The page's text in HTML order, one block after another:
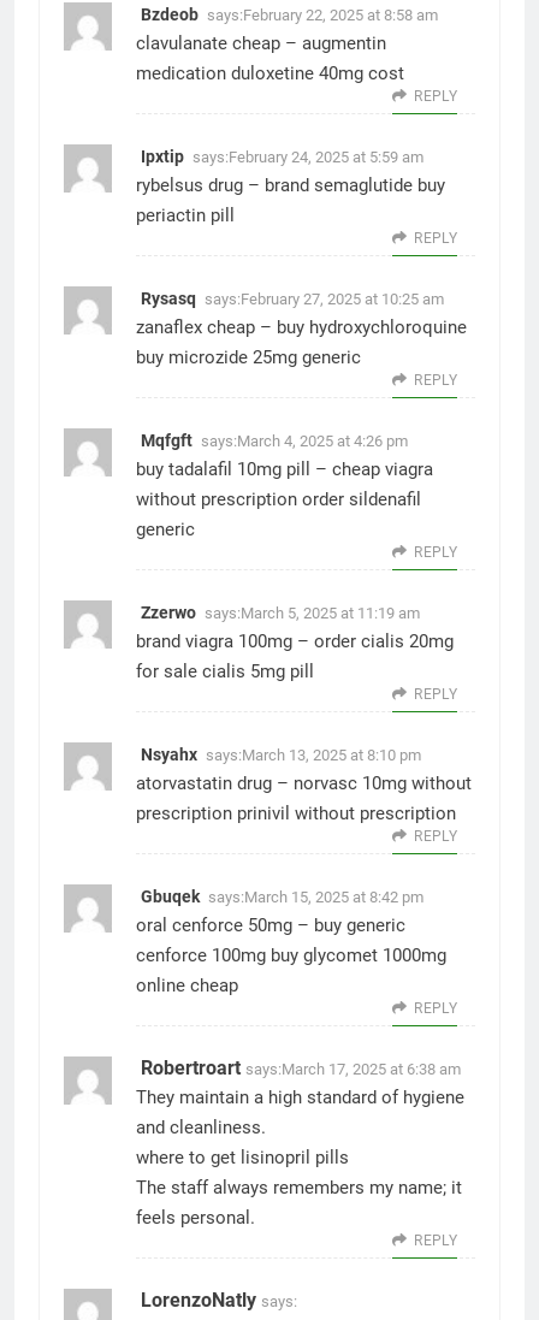
Bzdeob says:February 22, 2025 at 8:58 am
clavulanate cheap – augmentin
medication duloxetine 40mg cost
REPLY
Ipxtip says:February 24, 2025 at 5:59 am
rybelsus drug – brand semaglutide buy
periactin pill
REPLY
Rysasq says:February 27, 2025 at 10:25 am
zanaflex cheap – buy hydroxychloroquine
buy microzide 25mg generic
REPLY
Mqfgft says:March 4, 2025 at 4:26 pm
buy tadalafil 10mg pill – cheap viagra
without prescription order sildenafil
generic
REPLY
Zzerwo says:March 5, 2025 at 11:19 am
brand viagra 100mg – order cialis 20mg
for sale cialis 5mg pill
REPLY
Nsyahx says:March 13, 2025 at 8:10 pm
atorvastatin drug – norvasc 10mg without
prescription prinivil without prescription
REPLY
Gbuqek says:March 15, 2025 at 8:42 pm
oral cenforce 50mg – buy generic
cenforce 100mg buy glycomet 1000mg
online cheap
REPLY
Robertroart says:March 17, 2025 at 6:38 am
They maintain a high standard of hygiene
and cleanliness.
where to get lisinopril pills
The staff always remembers my name; it
feels personal.
REPLY
LorenzoNatly says: